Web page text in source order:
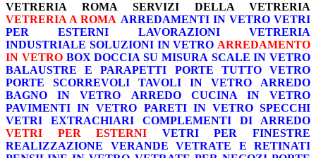
VETRERIA ROMA
SERVIZI DELLA VETRERIA
VETRERIA A ROMA ARREDAMENTI IN VETRO VETRI
PER ESTERNI
LAVORAZIONI
VETRERIA
INDUSTRIALE SOLUZIONI IN VETRO ARREDAMENTO
IN VETRO BOX DOCCIA SU MISURA SCALE IN VETRO
BALAUSTRE E PARAPETTI
PORTE TUTTO VETRO
PORTE SCORREVOLI
TAVOLI IN VETRO
ARREDO
BAGNO IN VETRO
ARREDO CUCINA IN VETRO
PAVIMENTI IN VETRO PARETI IN VETRO SPECCHI
VETRI EXTRACHIARI
COMPLEMENTI DI ARREDO
VETRI PER ESTERNI
VETRI PER FINESTRE
REALIZZAZIONE VERANDE
VETRATE E RETINATI